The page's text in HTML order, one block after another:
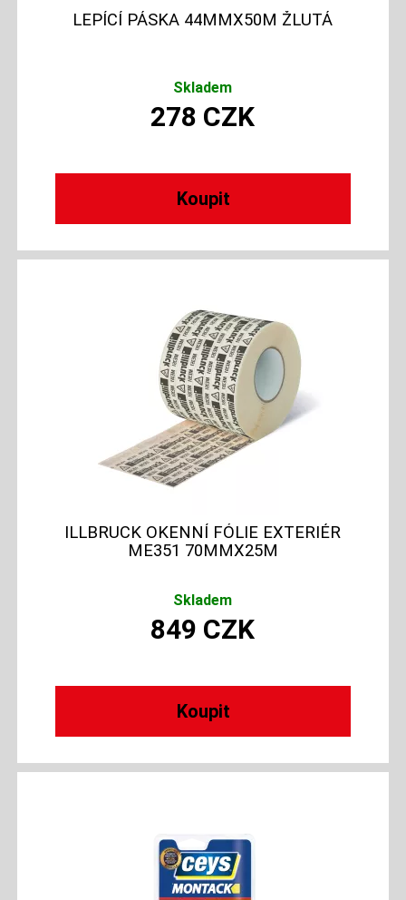
LEPÍCÍ PÁSKA 44MMX50M ŽLUTÁ
Skladem
278 CZK
ILLBRUCK OKENNÍ FÓLIE EXTERIÉR
ME351 70MMX25M
Skladem
849 CZK